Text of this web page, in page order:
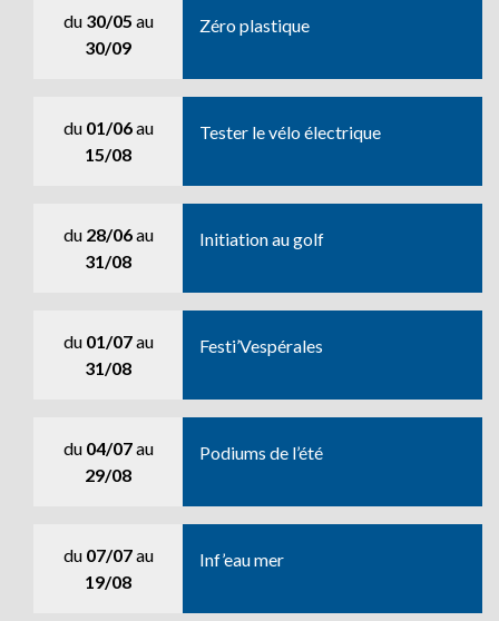
du 30/05 au
30/09
Zéro plastique
du 01/06au
15/08
Tester le vélo électrique
du 28/06au
31/08
Initiation au golf
du 01/07au
31/08
Festi’Vespérales
du 04/07au
29/08
Podiums de l’été
du 07/07au
19/08
Inf’eau mer